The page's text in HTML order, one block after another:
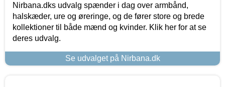
Nirbana.dks udvalg spænder i dag over armbånd,
halskæder, ure og øreringe, og de fører store og brede
kollektioner til både mænd og kvinder. Klik her for at se
deres udvalg.
Se udvalget på Nirbana.dk